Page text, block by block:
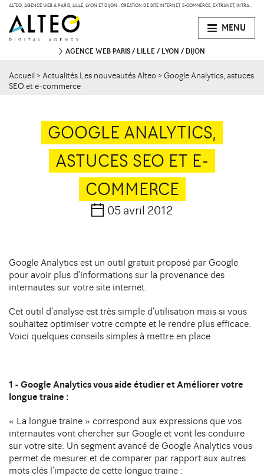
ALTEO, AGENCE WEB À PARIS, LILLE, LYON ET DIJON : CRÉATION DE SITE INTERNET, E-COMMERCE, EXTRANET, INTRANET
MENU
AGENCE WEB PARIS LILLE LYON DIJON
PARIS
75015 Paris
47 bd de Courcelles
134 Rue des Templiers
Contact
DIJON
10 avenue Foch Immeuble Le Mazarin - LBA
21000 Dijon
Accueil > Actualités Les nouveautés Alteo > Google Analytics, astuces
SEO et e-commerce
GOOGLE ANALYTICS,
ASTUCES SEO ET E-
COMMERCE
05 avril 2012
Google Analytics est un outil gratuit proposé par Google
pour avoir plus d’informations sur la provenance des
internautes sur votre site internet.
Cet outil d’analyse est très simple d’utilisation mais si vous
souhaitez optimiser votre compte et le rendre plus efficace.
Voici quelques conseils simples à mettre en place :
1 - Google Analytics vous aide étudier et Améliorer votre
longue traine :
« La longue traine » correspond aux expressions que vos
internautes vont chercher sur Google et vont les conduire
sur votre site. Un segment avancé de Google Analytics vous
permet de mesurer et de comparer par rapport aux autres
mots clés l’impacte de cette longue traine :